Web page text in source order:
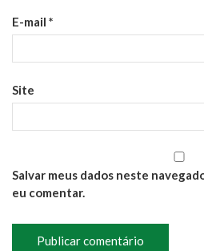
E-mail *
Site
Salvar meus dados neste
eu comentar.